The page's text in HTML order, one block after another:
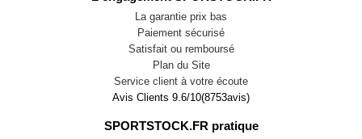
La garantie prix bas
Paiement sécurisé
Satisfait ou remboursé
Plan du Site
Service client à votre écoute
Avis Clients 9.6/10(8753avis)
SPORTSTOCK.FR pratique